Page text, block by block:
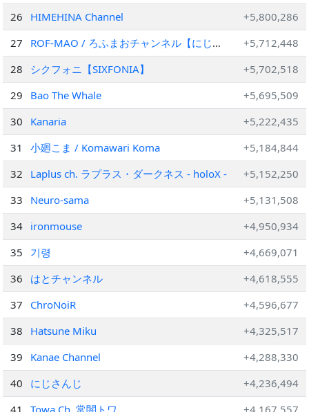
26
HIMEHINA Channel
+5,800,286
27
ROF-MAO / ろふまおチャンネル【にじさ
んじ】
+5,712,448
28
シクフォニ【SIXFONIA】
+5,702,518
29
Bao The Whale
+5,695,509
30
Kanaria
+5,222,435
31
小廻こま / Komawari Koma
+5,184,844
32
Laplus ch. ラプラス・ダークネス - holoX -
+5,152,250
33
Neuro-sama
+5,131,508
34 ironmouse
+4,950,934
35
기령
+4,669,071
36
はとチャンネル
+4,618,555
37
ChroNoiR
+4,596,677
38
Hatsune Miku
+4,325,517
39
Kanae Channel
+4,288,330
40
にじさんじ
+4,236,494
41
Towa Ch. 常闇トワ
+4,167,557